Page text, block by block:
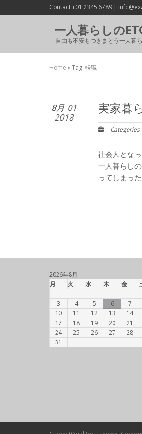
Contact +01 2345 6789 |
一人暮らしの
自由も不安もつきまとう一人暮
Home »Tag: 転職
8月 01
2018
実家暮
Categories
社会人とな
一人暮らし
ってしまっ
2026年8月
月
火 水 木 金
3
4 5 6 7
10
11 12 13 14
17
18 19 20 21
24
25 26 27 28
31